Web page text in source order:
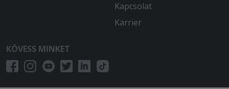
Kapcsolat
Karrier
KÖVESS MINKET